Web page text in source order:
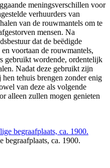
meningsverschillen voor
verhuurders van
van de rouwmantels om te
mensen. Na
dat de beëdigde
voortaan de rouwmantels,
gebruikt wordende, ordentelijk
Nadat deze gebruikt zijn
tehuis brengen zonder enig
van deze als volgende
alleen zullen mogen genieten
begraafplaats, ca. 1900.